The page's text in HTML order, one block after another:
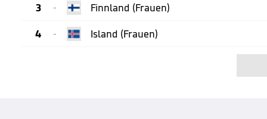
3

Finnland (Frauen)
4
 Island (Frauen)